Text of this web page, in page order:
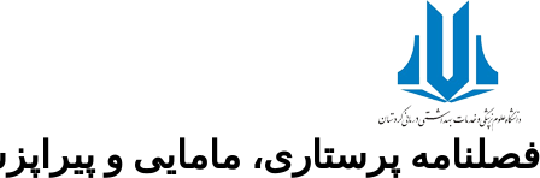
فصلنامه پرستاری، مامایی و